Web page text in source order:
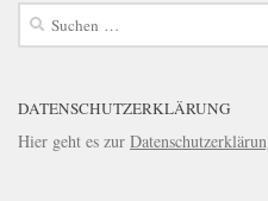
Suchen
nach:
DATENSCHUTZERKLÄRUNG
Hier geht es zur